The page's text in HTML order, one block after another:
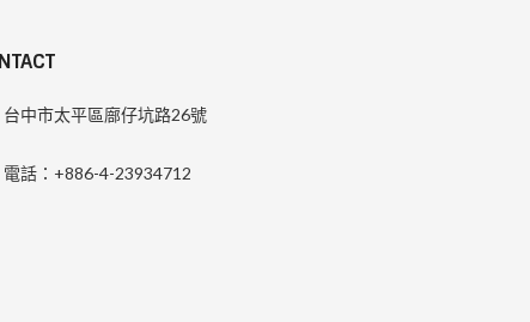
台中市太平區廍仔坑路26號
電話：+886-4-23934712